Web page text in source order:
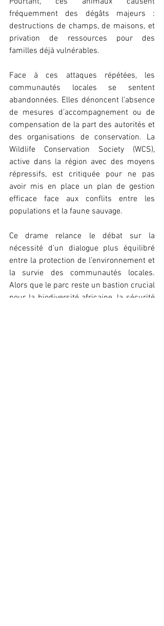
fréquemment des dégâts majeurs :
destructions de champs, de maisons, et
privation de ressources pour des
familles déjà vulnérables.
Face à ces attaques répétées, les
communautés locales se sentent
abandonnées. Elles dénoncent l’absence
de mesures d’accompagnement ou de
compensation de la part des autorités et
des organisations de conservation. La
Wildlife Conservation Society (WCS),
active dans la région avec des moyens
répressifs, est critiquée pour ne pas
avoir mis en place un plan de gestion
efficace face aux conflits entre les
populations et la faune sauvage.
Ce drame relance le débat sur la
nécessité d’un dialogue plus équilibré
entre la protection de l’environnement et
la survie des communautés locales.
Alors que le parc reste un bastion crucial
pour la biodiversité africaine, la sécurité